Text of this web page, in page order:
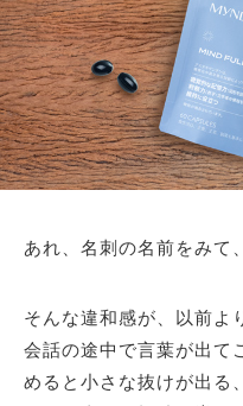
あれ、名刺の名前をみ
そんな違和感が、以前よ
会話の途中で言葉が出て
めると小さな抜けが出る